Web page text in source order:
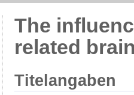
The
related
Titelangaben